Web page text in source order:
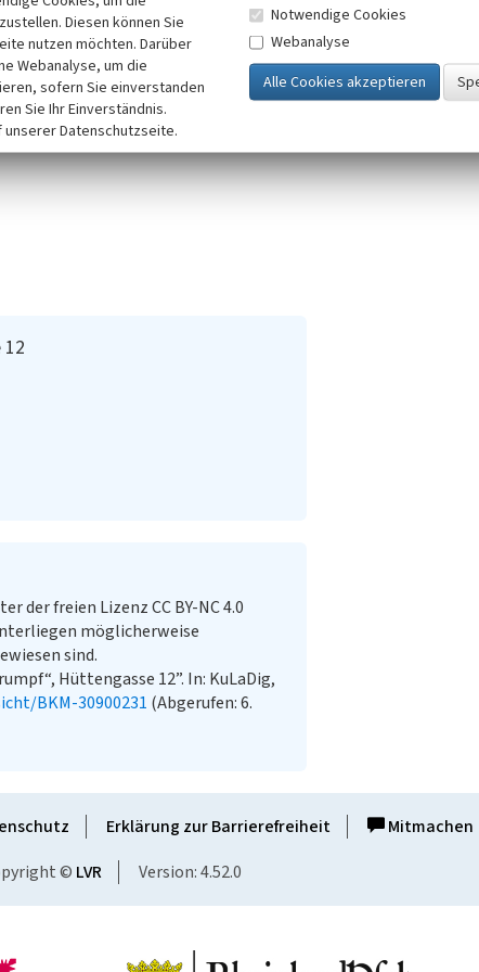
der
sozialgeschichtlich von Bedeutung.
der freien Lizenz CC BY-NC 4.0
möglicherweise
sind.
Hüttengasse 12”. In: KuLaDig,
BKM-30900231 (Abgerufen: 6.
Erklärung zur Barrierefreiheit
Mitmachen
© LVR Version: 4.52.0
Diesen können Sie
nutzen möchten. Darüber
Webanalyse, um die
sofern Sie einverstanden
Sie Ihr Einverständnis.
Datenschutzseite.
Notwendige Cookies
Webanalyse